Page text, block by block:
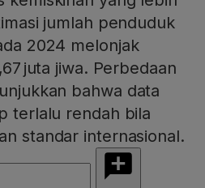
jumlah penduduk
2024 melonjak
juta jiwa. Perbedaan
bahwa data
terlalu rendah bila
standar internasional.